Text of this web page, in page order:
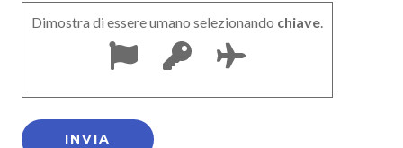
Dimostra di essere umano selezionando chiave.